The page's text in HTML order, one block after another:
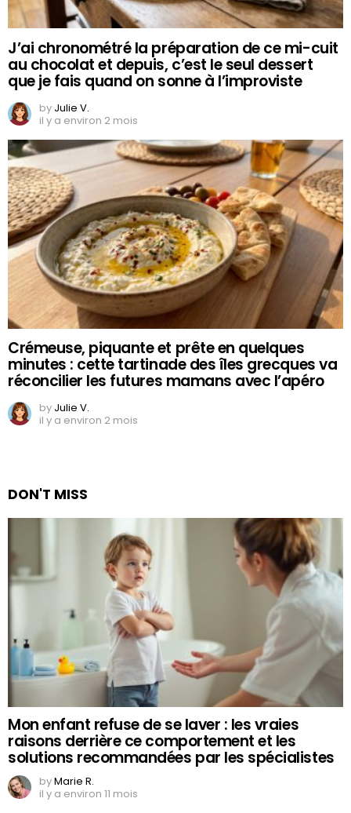
J’ai chronométré la préparation de ce mi-cuit
au chocolat et depuis, c’est le seul dessert
que je fais quand on sonne à l’improviste
by Julie V.
il y a environ 2 mois
Crémeuse, piquante et prête en quelques
minutes : cette tartinade des îles grecques va
réconcilier les futures mamans avec l’apéro
by Julie V.
il y a environ 2 mois
DON'T MISS
Mon enfant refuse de se laver : les vraies
raisons derrière ce comportement et les
solutions recommandées par les spécialistes
byMarie R.
il y a environ 11 mois